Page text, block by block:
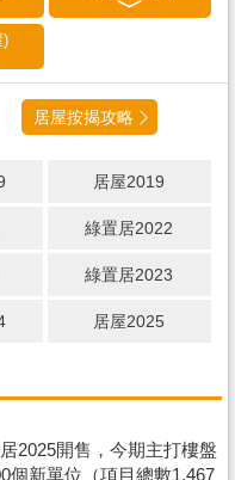
)
居屋按揭攻略
居屋2019
綠置居2022
綠置居2023
居屋2025
2025開售，今期主打樓盤
個新單位（項目總數1,467